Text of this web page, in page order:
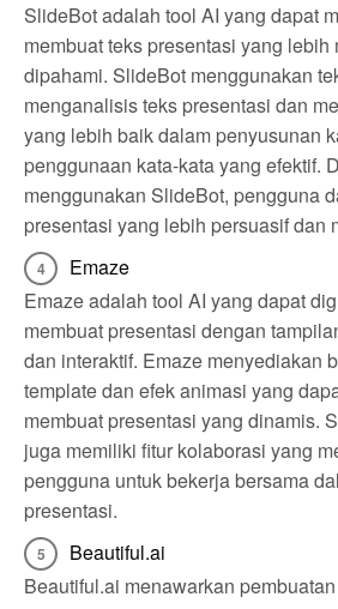
SlideBot adalah tool AI yang dapat
membuat teks presentasi yang lebih
dipahami. SlideBot menggunakan
menganalisis teks presentasi dan
yang lebih baik dalam penyusunan
penggunaan kata-kata yang efektif.
menggunakan SlideBot, pengguna
presentasi yang lebih persuasif dan
Emaze
Emaze adalah tool AI yang dapat
membuat presentasi dengan
dan interaktif. Emaze menyediakan
template dan efek animasi yang
membuat presentasi yang dinamis.
juga memiliki fitur kolaborasi yang
pengguna untuk bekerja bersama
presentasi.
Beautiful.ai
Beautiful.ai menawarkan